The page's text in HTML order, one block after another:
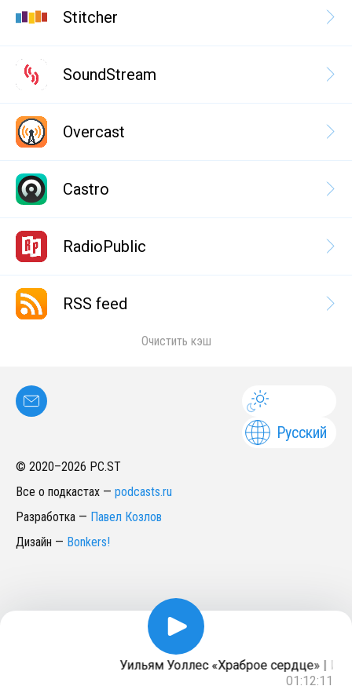
Stitcher
SoundStream
Overcast
Castro
RadioPublic
RSS feed
Очистить кэш
Русский
© 2020–2026 PC.ST
Все о подкастах — podcasts.ru
Разработка — Павел Козлов
Дизайн — Bonkers!
Уильям Уоллес «Храброе сердце» |
01:12:11